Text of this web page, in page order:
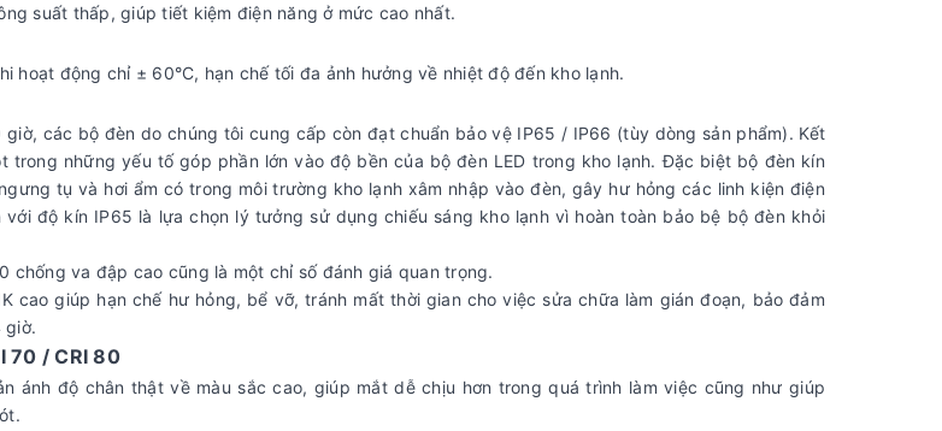
suất thấp, giúp tiết kiệm điện năng ở mức cao nhất.
hoạt động chỉ ± 60°C, hạn chế tối đa ảnh hưởng về nhiệt độ đến kho lạnh.
giờ, các bộ đèn do chúng tôi cung cấp còn đạt chuẩn bảo vệ IP65 / IP66 (tùy dòng sản phẩm). Kết
trong những yếu tố góp phần lớn vào độ bền của bộ đèn LED trong kho lạnh. Đặc biệt bộ đèn kín
tụ và hơi ẩm có trong môi trường kho lạnh xâm nhập vào đèn, gây hư hỏng các linh kiện điện
với độ kín IP65 là lựa chọn lý tưởng sử dụng chiếu sáng kho lạnh vì hoàn toàn bảo bệ bộ đèn khỏi
chống va đập cao cũng là một chỉ số đánh giá quan trọng.
cao giúp hạn chế hư hỏng, bể vỡ, tránh mất thời gian cho việc sửa chữa làm gián đoạn, bảo đảm
giờ.
70 / CRI 80
ánh độ chân thật về màu sắc cao, giúp mắt dễ chịu hơn trong quá trình làm việc cũng như giúp